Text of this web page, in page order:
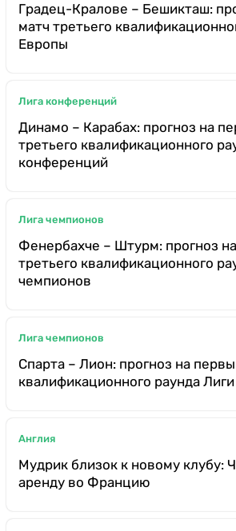
Градец-Кралове – Бешикташ:
матч третьего
Европы
Лига конференций
Динамо – Карабах: прогноз на
третьего квалификационного
конференций
Лига чемпионов
Фенербахче – Штурм: прогноз
третьего квалификационного
чемпионов
Лига чемпионов
Спарта – Лион: прогноз на
квалификационного раунда
Англия
Мудрик близок к новому клубу:
аренду во Францию